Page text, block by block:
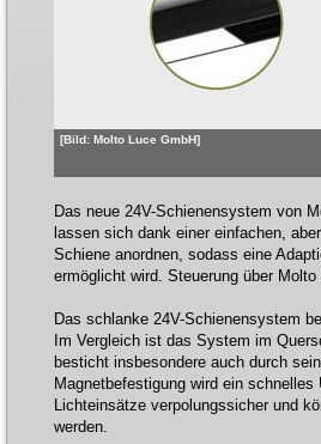
[Bild: Molto Luce GmbH]
Das neue 24V-Schienensystem von
lassen sich dank einer einfachen,
Schiene anordnen, sodass eine
ermöglicht wird. Steuerung über
Das schlanke 24V-Schienensystem
Im Vergleich ist das System im
besticht insbesondere auch durch
Magnetbefestigung wird ein
Lichteinsätze verpolungssicher und
werden.